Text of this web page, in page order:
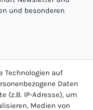
und besonderen
Technologien auf
Daten
(z.B. IP-Adresse), um
Medien von